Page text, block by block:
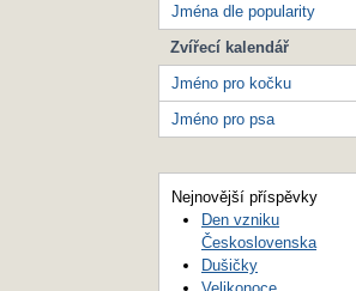
Jména dle popularity
Zvířecí kalendář
Jméno pro kočku
Jméno pro psa
Nejnovější příspěvky
Den vzniku
Československa
Dušičky